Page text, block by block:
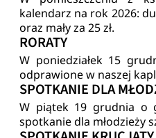
kalendarz na rok 2026:
oraz mały za 25 zł.
RORATY
W poniedziałek 15
odprawione w naszej
SPOTKANIE DLA
W piątek 19 grudnia o
spotkanie dla młodzieży